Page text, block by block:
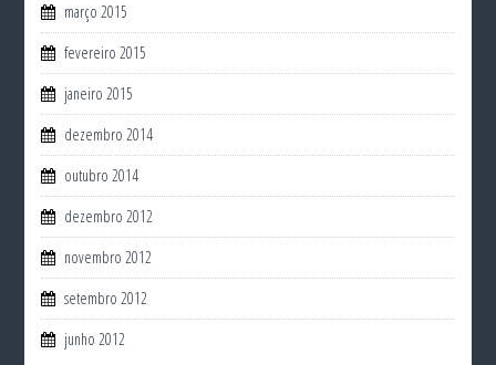
março 2015
fevereiro 2015
janeiro 2015
dezembro 2014
outubro 2014
dezembro 2012
novembro 2012
setembro 2012
junho 2012